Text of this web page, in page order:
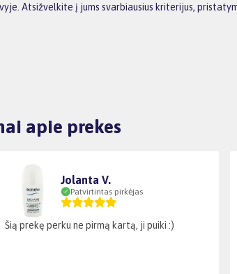
Atsižvelkite į jums svarbiausius kriterijus,
apie prekes
Jolanta V.
Patvirtintas pirkėjas
Šią prekę perku ne pirmą kartą, ji puiki :)